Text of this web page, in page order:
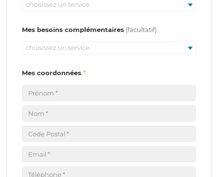
choisissez un service
Mes besoins complémentaires
choisissez un service
Mes coordonnées